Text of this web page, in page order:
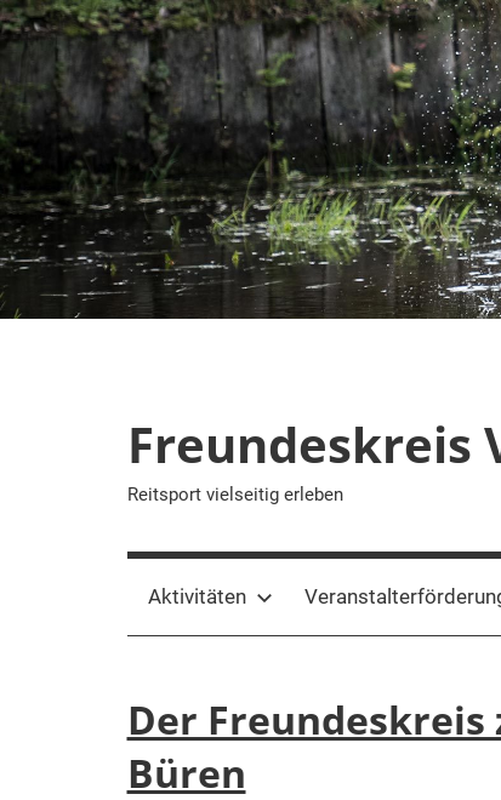
Zum
Inhalt
springen
Freundeskreis
Reitsport vielseitig erleben
Aktivitäten
Der Freundeskreis
Büren